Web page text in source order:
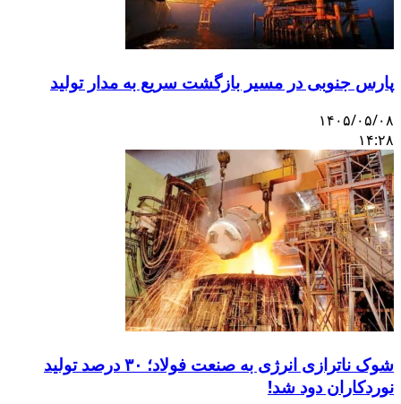
پارس جنوبی در مسیر بازگشت سریع به مدار تولید
۱۴۰۵/۰۵/۰۸
۱۴:۲۸
شوک ناترازی انرژی به صنعت فولاد؛ ۳۰ درصد تولید
نوردکاران دود شد!